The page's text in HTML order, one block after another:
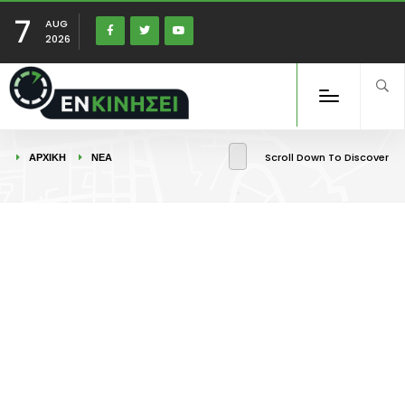
7
AUG
2026
ΑΡΧΙΚΉ ΝΕΑ Scroll Down To Discover